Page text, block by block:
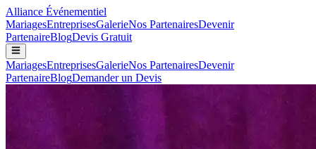
Alliance Événementiel
MariagesEntreprisesGalerieNos PartenairesDevenir
PartenaireBlogDevis Gratuit
MariagesEntreprisesGalerieNos PartenairesDevenir
PartenaireBlogDemander un Devis